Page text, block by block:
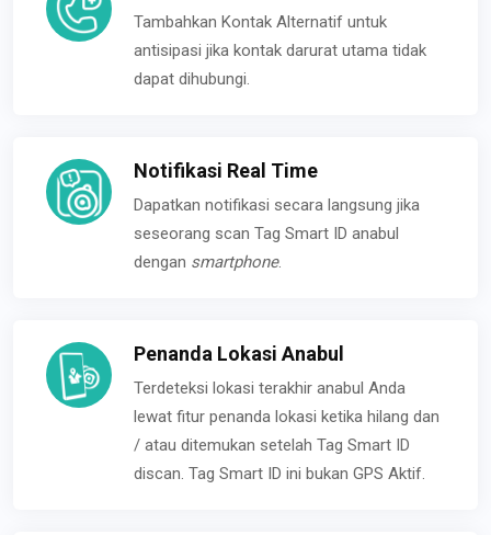
Tambahkan Kontak Alternatif untuk
antisipasi jika kontak darurat utama tidak
dapat dihubungi.
Notifikasi Real Time
Dapatkan notifikasi secara langsung jika
seseorang scan Tag Smart ID anabul
dengan smartphone.
Penanda Lokasi Anabul
Terdeteksi lokasi terakhir anabul Anda
lewat fitur penanda lokasi ketika hilang dan
/ atau ditemukan setelah Tag Smart ID
discan. Tag Smart ID ini bukan GPS Aktif.